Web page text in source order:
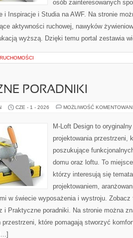
osób zainteresowanych
i Inspiracje i Studia na AWF. Na stronie
aktywności ruchowej, nawyków
wyższą. Dzięki temu portal zestawia
PORADNIKI
CZE - 1 - 2026 MOŻLIWOŚĆ
M-Loft Design to
projektowania przestrzeni,
poszukujące
domu oraz loftu. To
którzy interesują się
projektowaniem,
w świecie wyposażenia i wystroju.
i Praktyczne poradniki. Na stronie można
które pomagają stworzyć